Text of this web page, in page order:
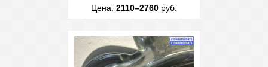
Цена: 2110–2760 руб.